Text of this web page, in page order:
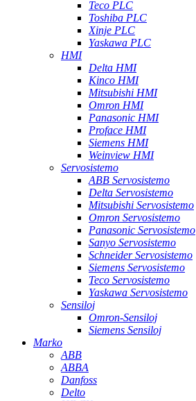
Teco PLC
Toshiba PLC
Xinje PLC
Yaskawa PLC
HMI
Delta HMI
Kinco HMI
Mitsubishi HMI
Omron HMI
Panasonic HMI
Proface HMI
Siemens HMI
Weinview HMI
Servosistemo
ABB Servosistemo
Delta Servosistemo
Mitsubishi Servosistemo
Omron Servosistemo
Panasonic Servosistemo
Sanyo Servosistemo
Schneider Servosistemo
Siemens Servosistemo
Teco Servosistemo
Yaskawa Servosistemo
Sensiloj
Omron-Sensiloj
Siemens Sensiloj
Marko
ABB
ABBA
Danfoss
Delto